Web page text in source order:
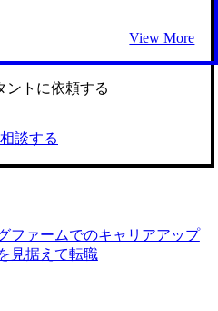
業活動が多かったのですが、担
に対応していただけたことが最
、面接日程の組み方について
さんにお願いしたこと
や企業とのやりとりを一任でき
おかげで、面接や対策に専念す
特に後悔などはありません
ムも並行して受けてみてもよか
は年収500万円、転職後は年収
たので、話だけ聞いてみようと
ました。 エージェントの坂口
験や子会社との折衝経験がか
も湧いてきて、コンサルティン
にしました。 1社です。 ビズリ
がMyVisionさんでした。 坂口
に話を聞いてくださる方で、と
ました。 コンサルタントとし
的に事業会社からいいポジショ
しくないことを教えていただ
思いました。 コンサルティン
が何をやっているのか、どんな
View More
ントに依頼する
談する
ファームでのキャリアアップ
見据えて転職